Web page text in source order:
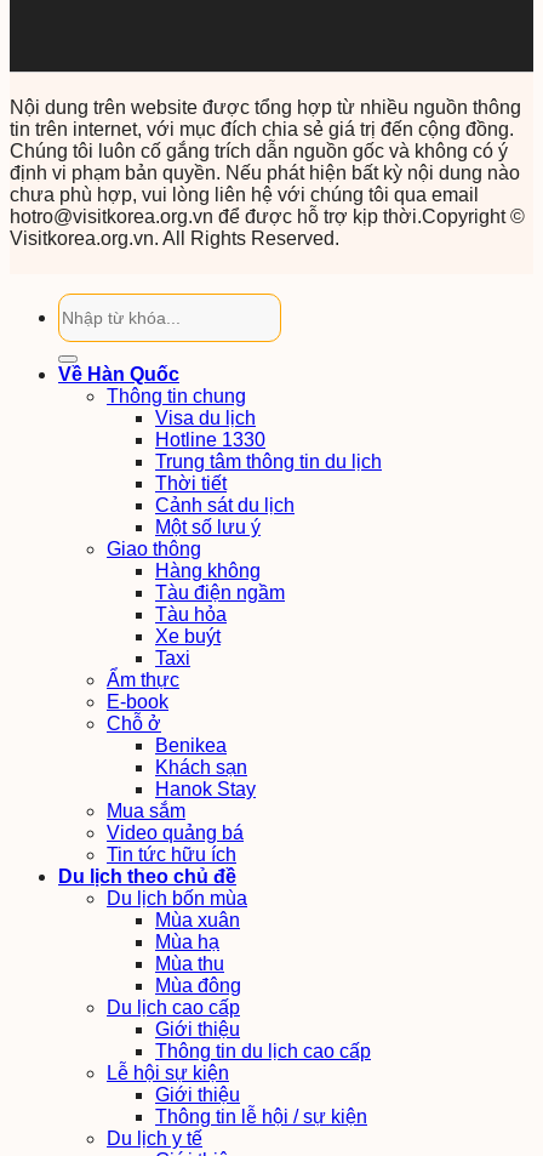
Nội dung trên website được tổng hợp từ nhiều nguồn thông
tin trên internet, với mục đích chia sẻ giá trị đến cộng đồng.
Chúng tôi luôn cố gắng trích dẫn nguồn gốc và không có ý
định vi phạm bản quyền. Nếu phát hiện bất kỳ nội dung nào
chưa phù hợp, vui lòng liên hệ với chúng tôi qua email
hotro@visitkorea.org.vn để được hỗ trợ kịp thời.Copyright ©
Visitkorea.org.vn. All Rights Reserved.
Về Hàn Quốc
Thông tin chung
Visa du lịch
Hotline 1330
Trung tâm thông tin du lịch
Thời tiết
Cảnh sát du lịch
Một số lưu ý
Giao thông
Hàng không
Tàu điện ngầm
Tàu hỏa
Xe buýt
Taxi
Ẩm thực
E-book
Chỗ ở
Benikea
Khách sạn
Hanok Stay
Mua sắm
Video quảng bá
Tin tức hữu ích
Du lịch theo chủ đề
Du lịch bốn mùa
Mùa xuân
Mùa hạ
Mùa thu
Mùa đông
Du lịch cao cấp
Giới thiệu
Thông tin du lịch cao cấp
Lễ hội sự kiện
Giới thiệu
Thông tin lễ hội / sự kiện
Du lịch y tế